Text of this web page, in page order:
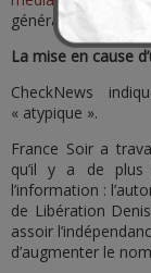
généralistes
La mise en cause
CheckNews
« atypique ».
France Soir a
qu’il y a de plus
l’information :
de Libération
assoir
d’augmenter le